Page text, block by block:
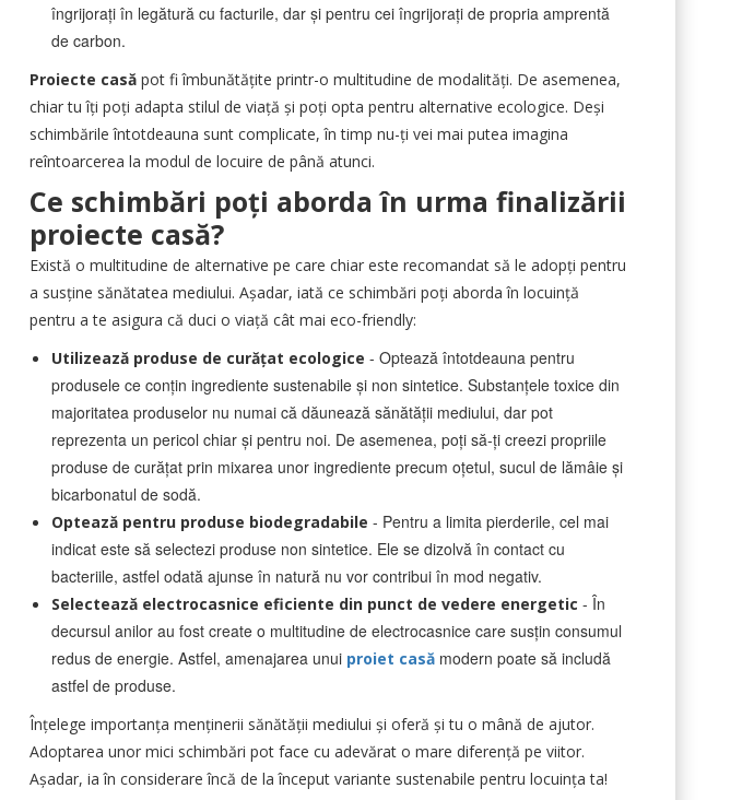
îngrijorați în legătură cu facturile, dar și pentru cei îngrijorați de propria amprentă
de carbon.
Proiecte casă pot fi îmbunătățite printr-o multitudine de modalități. De asemenea,
chiar tu îți poți adapta stilul de viață și poți opta pentru alternative ecologice. Deși
schimbările întotdeauna sunt complicate, în timp nu-ți vei mai putea imagina
reîntoarcerea la modul de locuire de până atunci.
Ce schimbări poți aborda în urma finalizării
proiecte casă?
Există o multitudine de alternative pe care chiar este recomandat să le adopți pentru
a susține sănătatea mediului. Așadar, iată ce schimbări poți aborda în locuință
pentru a te asigura că duci o viață cât mai eco-friendly:
Utilizează produse de curățat ecologice - Optează întotdeauna pentru
produsele ce conțin ingrediente sustenabile și non sintetice. Substanțele toxice din
majoritatea produselor nu numai că dăunează sănătății mediului, dar pot
reprezenta un pericol chiar și pentru noi. De asemenea, poți să-ți creezi propriile
produse de curățat prin mixarea unor ingrediente precum oțetul, sucul de lămâie și
bicarbonatul de sodă.
Optează pentru produse biodegradabile - Pentru a limita pierderile, cel mai
indicat este să selectezi produse non sintetice. Ele se dizolvă în contact cu
bacteriile, astfel odată ajunse în natură nu vor contribui în mod negativ.
Selectează electrocasnice eficiente din punct de vedere energetic - În
decursul anilor au fost create o multitudine de electrocasnice care susțin consumul
redus de energie. Astfel, amenajarea unui proiet casă modern poate să includă
astfel de produse.
Înțelege importanța menținerii sănătății mediului și oferă și tu o mână de ajutor.
Adoptarea unor mici schimbări pot face cu adevărat o mare diferență pe viitor.
Așadar, ia în considerare încă de la început variante sustenabile pentru locuința ta!